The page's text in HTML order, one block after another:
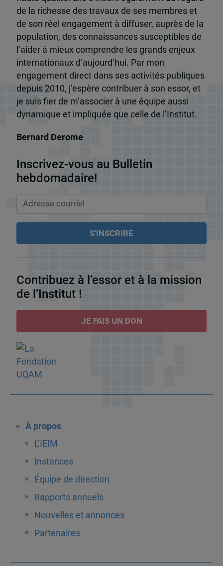
de la richesse des travaux de ses membres et
de son réel engagement à diffuser, auprès de la
population, des connaissances susceptibles de
l’aider à mieux comprendre les grands enjeux
internationaux d’aujourd’hui. Par mon
engagement direct dans ses activités publiques
depuis 2010, j’espère contribuer à son essor, et
je suis fier de m’associer à une équipe aussi
dynamique et impliquée que celle de l’Institut.
Bernard Derome
Inscrivez-vous au Bulletin
hebdomadaire!
Contribuez à l’essor et à la mission
de l’Institut !
JE FAIS UN DON
À propos
L’IEIM
Instances
Équipe de direction
Rapports annuels
Nouvelles et annonces
Partenaires